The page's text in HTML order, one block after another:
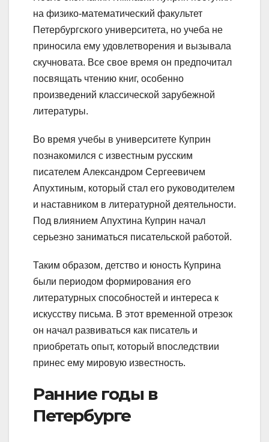
на физико-математический факультет
Петербургского университета, но учеба не
приносила ему удовлетворения и вызывала
скучновата. Все свое время он предпочитал
посвящать чтению книг, особенно
произведений классической зарубежной
литературы.
Во время учебы в университете Куприн
познакомился с известным русским
писателем Александром Сергеевичем
Апухтиным, который стал его руководителем
и наставником в литературной деятельности.
Под влиянием Апухтина Куприн начал
серьезно заниматься писательской работой.
Таким образом, детство и юность Куприна
были периодом формирования его
литературных способностей и интереса к
искусству письма. В этот временной отрезок
он начал развиваться как писатель и
приобретать опыт, который впоследствии
принес ему мировую известность.
Ранние годы в
Петербурге